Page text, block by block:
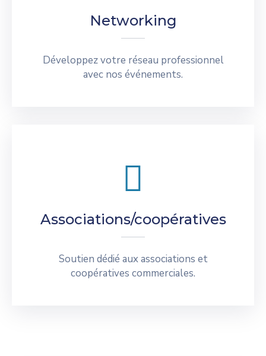
Networking
Développez votre réseau professionnel
avec nos événements.
Associations/coopératives
Soutien dédié aux associations et
coopératives commerciales.